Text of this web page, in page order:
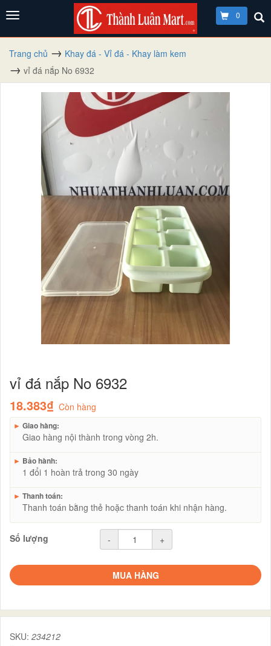
0
Trang chủ
Khay đá - Vỉ đá - Khay làm kem
vỉ đá nắp No 6932
vỉ đá nắp No 6932
18.383₫ Còn hàng
► Giao hàng:
Giao hàng nội thành trong vòng 2h.
► Bảo hành:
1 đổi 1 hoàn trả trong 30 ngày
► Thanh toán:
Thanh toán bằng thẻ hoặc thanh toán khi nhận hàng.
Số lượng - +
MUA HÀNG
SKU: 234212